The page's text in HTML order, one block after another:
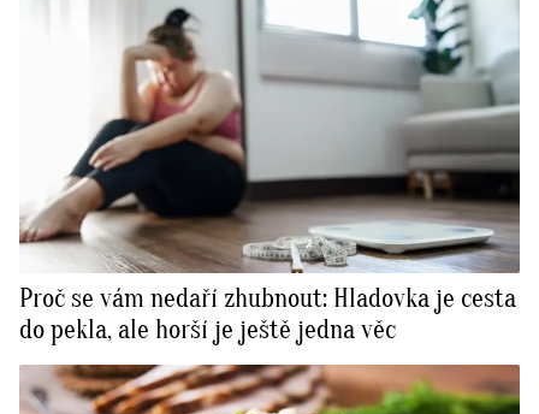
Proč se vám nedaří zhubnout: Hladovka je cesta
do pekla, ale horší je ještě jedna věc